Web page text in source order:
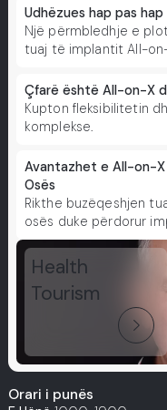
Udhëzues hap pas
Një përmbledhje e
tuaj të implantit All-
Çfarë është All-on-X
Kupton fleksibilitetin
komplekse.
Avantazhet e All-on-
Osës
Rikthe buzëqeshjen
osës duke përdorur
Health
Tourism
arrow_forward_ios
Orari i punës